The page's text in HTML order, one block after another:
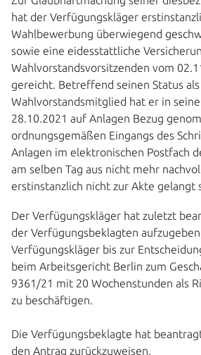
hat der Verfügungskläger
Wahlbewerbung überwiegend
sowie eine eidesstattliche
Wahlvorstandsvorsitzenden vom
gereicht. Betreffend seinen Status
Wahlvorstandsmitglied hat er in
28.10.2021 auf Anlagen Bezug
ordnungsgemäßen Eingangs des
Anlagen im elektronischen Postfach
am selben Tag aus nicht mehr
erstinstanzlich nicht zur Akte gelangt
Der Verfügungskläger hat zuletzt
der Verfügungsbeklagten
Verfügungskläger bis zur
beim Arbeitsgericht Berlin zum
9361/21 mit 20 Wochenstunden als
zu beschäftigen.
Die Verfügungsbeklagte hat
den Antrag zurückzuweisen.